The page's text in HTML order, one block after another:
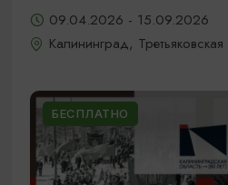
09.04.2026 - 15.09.2026
Калининград,
БЕСПЛАТНО